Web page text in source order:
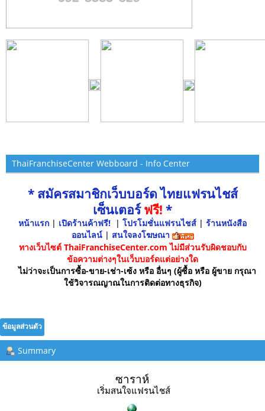
ThaiFranchiseCenter Webboard - Info Center
* สมัครสมาชิกเว็บบอร์ด ไทยแฟรนไชส์
เซ็นเตอร์ฟรี! *
หน้าแรก | เปิดร้านค้าฟรี! | โปรโมชั่นแฟรนไชส์ | ร้านหนังสือ
ออนไลน์ | สนใจลงโฆษณา
ทางเว็บไซต์ ThaiFranchiseCenter.com ไม่มีส่วนรับผิดชอบกับ
ข้อความต่างๆในเว็บบอร์ดแต่อย่างใด
ไม่ว่าจะเป็นการซื้อ-ขาย-เช่า-เซ้ง หรือ อื่นๆ (ผู้ซื้อ หรือ ผู้ขาย กรุณา
ใช้วิจารณญาณในการติดต่อทางธุรกิจ)
ข้อมูลส่วนตัว
Summary
ซาราห์
เริ่มสนใจแฟรนไชส์